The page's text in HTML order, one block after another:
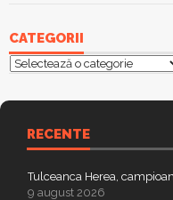
CATEGORII
Categorii
RECENTE
Tulceanca Herea,
9 august 2026